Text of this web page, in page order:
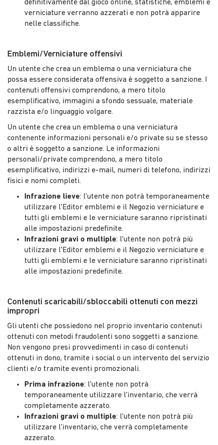
definitivamente dal gioco online, statistiche, emblemi e
verniciature verranno azzerati e non potrà apparire
nelle classifiche.
Emblemi/Verniciature offensivi
Un utente che crea un emblema o una verniciatura che
possa essere considerata offensiva è soggetto a sanzione. I
contenuti offensivi comprendono, a mero titolo
esemplificativo, immagini a sfondo sessuale, materiale
razzista e/o linguaggio volgare.
Un utente che crea un emblema o una verniciatura
contenente informazioni personali e/o private su se stesso
o altri è soggetto a sanzione. Le informazioni
personali/private comprendono, a mero titolo
esemplificativo, indirizzi e-mail, numeri di telefono, indirizzi
fisici e nomi completi.
Infrazione lieve: l'utente non potrà temporaneamente
utilizzare l'Editor emblemi e il Negozio verniciature e
tutti gli emblemi e le verniciature saranno ripristinati
alle impostazioni predefinite.
Infrazioni gravi o multiple: l'utente non potrà più
utilizzare l'Editor emblemi e il Negozio verniciature e
tutti gli emblemi e le verniciature saranno ripristinati
alle impostazioni predefinite.
Contenuti scaricabili/sbloccabili ottenuti con mezzi
impropri
Gli utenti che possiedono nel proprio inventario contenuti
ottenuti con metodi fraudolenti sono soggetti a sanzione.
Non vengono presi provvedimenti in caso di contenuti
ottenuti in dono, tramite i social o un intervento del servizio
clienti e/o tramite eventi promozionali.
Prima infrazione: l'utente non potrà
temporaneamente utilizzare l'inventario, che verrà
completamente azzerato.
Infrazioni gravi o multiple: l'utente non potrà più
utilizzare l'inventario, che verrà completamente
azzerato.